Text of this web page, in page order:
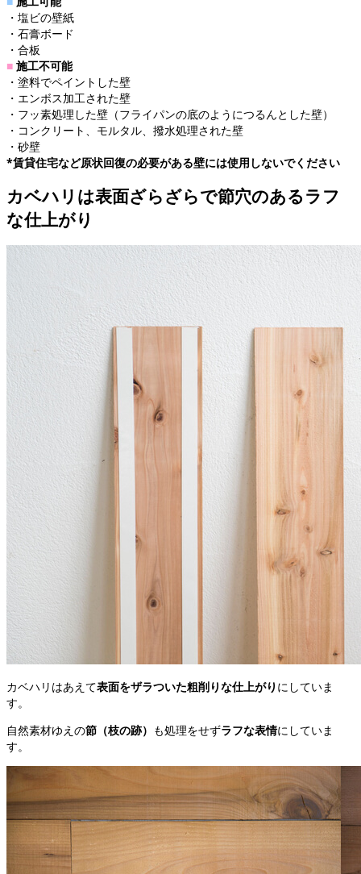
・塩ビの壁紙
・石膏ボード
・合板
■ 施工不可能
・塗料でペイントした壁
・エンボス加工された壁
・フッ素処理した壁（フライパンの底のようにつるんとした壁）
・コンクリート、モルタル、撥水処理された壁
・砂壁
*賃貸住宅など原状回復の必要がある壁には使用しないでください
カベハリは表面ざらざらで節穴のあるラフ
な仕上がり
カベハリはあえて表面をザラついた粗削りな仕上がり にしていま
す。
自然素材ゆえの節（枝の跡） も処理をせずラフな表情にしていま
す。